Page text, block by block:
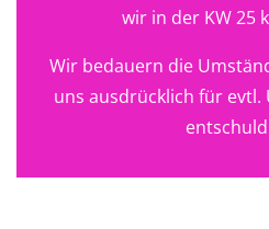
wir in der KW 25
Wir bedauern die
uns ausdrücklich für